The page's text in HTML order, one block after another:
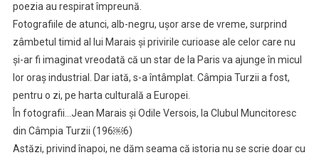
poezia au respirat împreună.
Fotografiile de atunci, alb-negru, ușor arse de vreme, surprind
zâmbetul timid al lui Marais și privirile curioase ale celor care nu
și-ar fi imaginat vreodată că un star de la Paris va ajunge în micul
lor oraș industrial. Dar iată, s-a întâmplat. Câmpia Turzii a fost,
pentru o zi, pe harta culturală a Europei.
În fotografii…Jean Marais și Odile Versois, la Clubul Muncitoresc
din Câmpia Turzii (196￼6)
Astăzi, privind înapoi, ne dăm seama că istoria nu se scrie doar cu